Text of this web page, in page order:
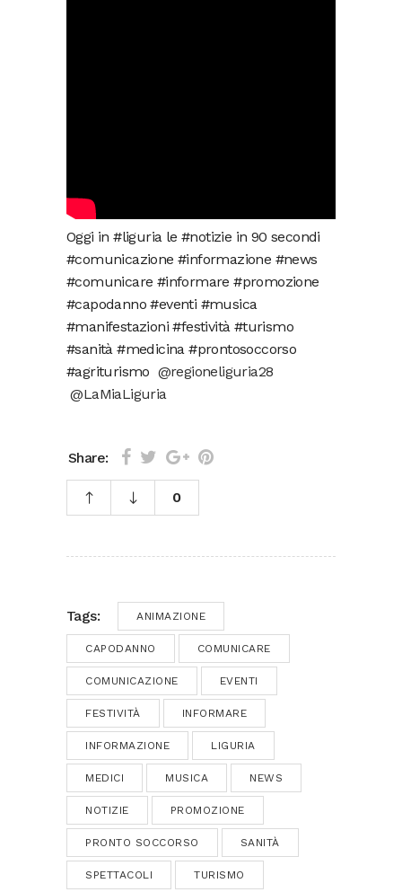
Oggi in #liguria le #notizie in 90 secondi
#comunicazione #informazione #news
#comunicare #informare #promozione
#capodanno #eventi #musica
#manifestazioni #festività #turismo
#sanità #medicina #prontosoccorso
#agriturismo @regioneliguria28
@LaMiaLiguria
Share:
0
Tags: ANIMAZIONE
CAPODANNO COMUNICARE
COMUNICAZIONE EVENTI
FESTIVITÀ INFORMARE
INFORMAZIONE LIGURIA
MEDICI MUSICA NEWS
NOTIZIE PROMOZIONE
PRONTO SOCCORSO SANITÀ
SPETTACOLI TURISMO